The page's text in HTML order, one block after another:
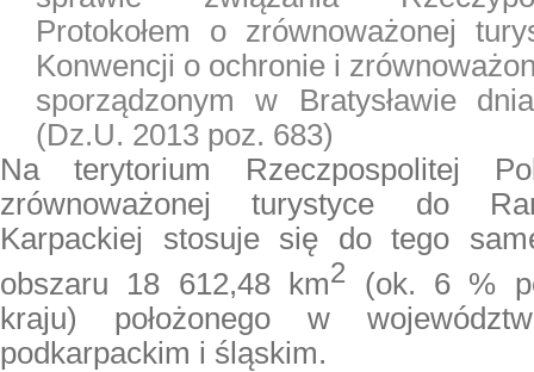
Protokołem o zrównoważonej
Konwencji o ochronie i
sporządzonym w Bratysławie
(Dz.U. 2013 poz. 683)
Na terytorium Rzeczpospolitej
zrównoważonej turystyce do
Karpackiej stosuje się do tego
obszaru 18 612,48 km2 (ok. 6 %
kraju) położonego w
podkarpackim i śląskim.